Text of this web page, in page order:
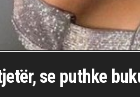
se puthke